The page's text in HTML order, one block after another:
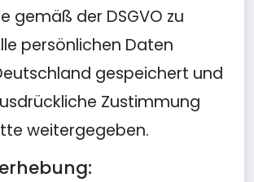
gemäß der DSGVO zu
persönlichen Daten
gespeichert und
Zustimmung
weitergegeben.